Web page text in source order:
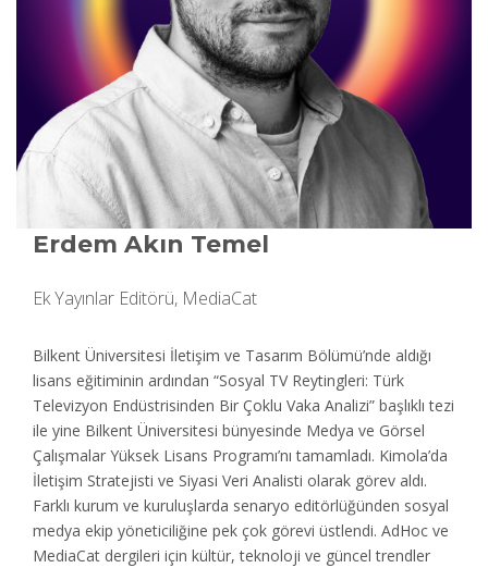
Erdem Akın Temel
Ek Yayınlar Editörü, MediaCat
Bilkent Üniversitesi İletişim ve Tasarım Bölümü’nde aldığı
lisans eğitiminin ardından “Sosyal TV Reytingleri: Türk
Televizyon Endüstrisinden Bir Çoklu Vaka Analizi” başlıklı tezi
ile yine Bilkent Üniversitesi bünyesinde Medya ve Görsel
Çalışmalar Yüksek Lisans Programı’nı tamamladı. Kimola’da
İletişim Stratejisti ve Siyasi Veri Analisti olarak görev aldı.
Farklı kurum ve kuruluşlarda senaryo editörlüğünden sosyal
medya ekip yöneticiliğine pek çok görevi üstlendi. AdHoc ve
MediaCat dergileri için kültür, teknoloji ve güncel trendler